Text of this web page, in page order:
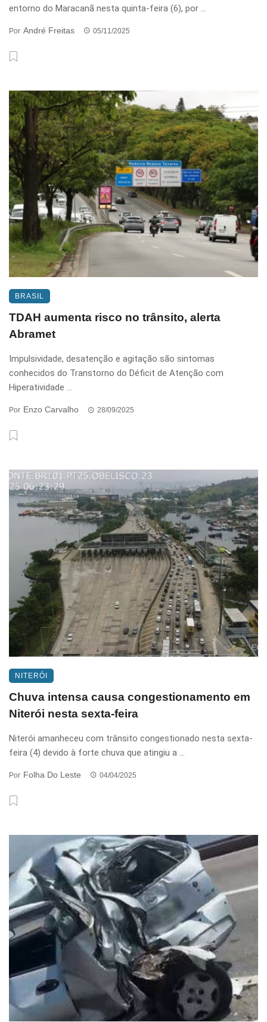
entorno do Maracanã nesta quinta-feira (6), por ...
Por André Freitas 05/11/2025
BRASIL
TDAH aumenta risco no trânsito, alerta
Abramet
Impulsividade, desatenção e agitação são sintomas
conhecidos do Transtorno do Déficit de Atenção com
Hiperatividade ...
Por Enzo Carvalho 28/09/2025
NITERÓI
Chuva intensa causa congestionamento em
Niterói nesta sexta-feira
Niterói amanheceu com trânsito congestionado nesta sexta-
feira (4) devido à forte chuva que atingiu a ...
Por Folha Do Leste 04/04/2025